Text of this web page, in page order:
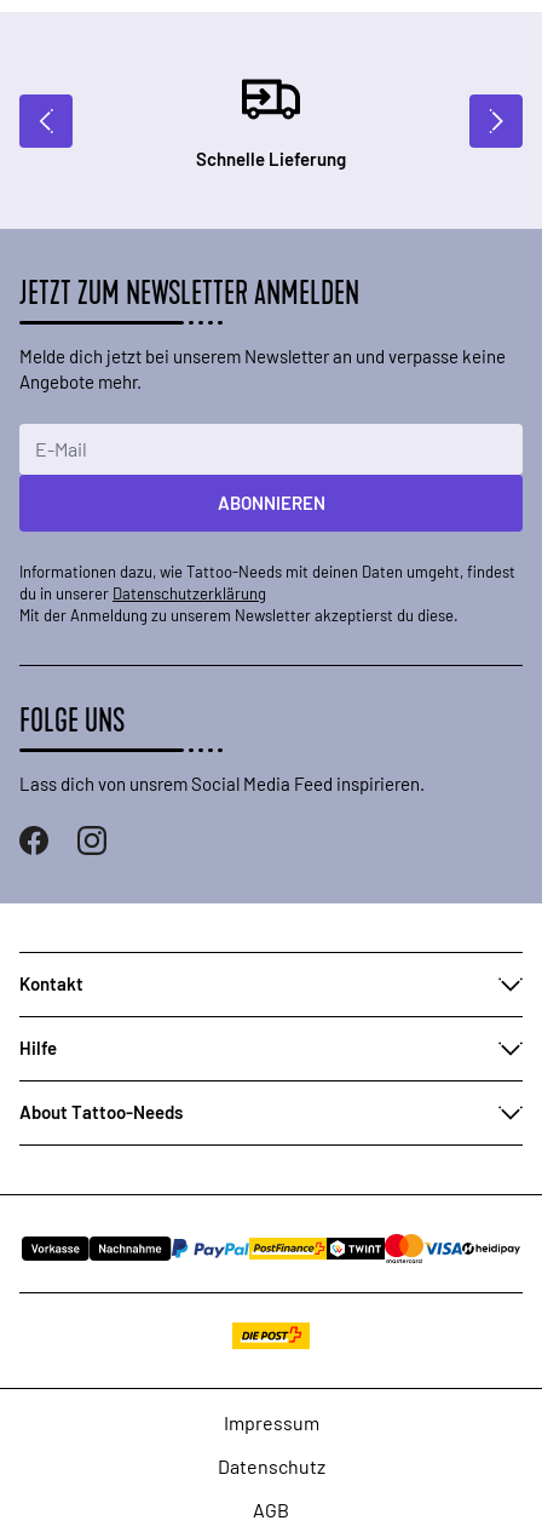
Schnelle Lieferung
JETZT ZUM NEWSLETTER ANMELDEN
Melde dich jetzt bei unserem Newsletter an und verpasse keine
Angebote mehr.
ABONNIEREN
Informationen dazu, wie Tattoo-Needs mit deinen Daten umgeht, findest
du in unserer Datenschutzerklärung
Mit der Anmeldung zu unserem Newsletter akzeptierst du diese.
FOLGE UNS
Lass dich von unsrem Social Media Feed inspirieren.
Kontakt
Hilfe
About Tattoo-Needs
Impressum
Datenschutz
AGB